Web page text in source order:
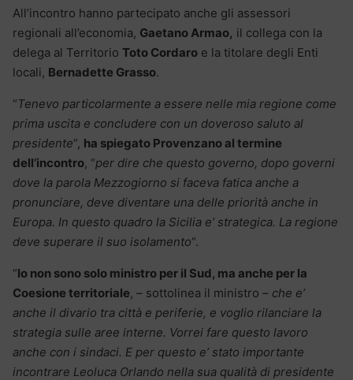
All’incontro hanno partecipato anche gli assessori
regionali all’economia, Gaetano Armao, il collega con la
delega al Territorio Toto Cordaro e la titolare degli Enti
locali, Bernadette Grasso.
“Tenevo particolarmente a essere nelle mia regione come
prima uscita e concludere con un doveroso saluto al
presidente“, ha spiegato Provenzano al termine
dell’incontro, “per dire che questo governo, dopo governi
dove la parola Mezzogiorno si faceva fatica anche a
pronunciare, deve diventare una delle priorità anche in
Europa. In questo quadro la Sicilia e’ strategica. La regione
deve superare il suo isolamento“.
“Io non sono solo ministro per il Sud, ma anche per la
Coesione territoriale, – sottolinea il ministro – che e’
anche il divario tra città e periferie, e voglio rilanciare la
strategia sulle aree interne. Vorrei fare questo lavoro
anche con i sindaci. E per questo e’ stato importante
incontrare Leoluca Orlando nella sua qualità di presidente